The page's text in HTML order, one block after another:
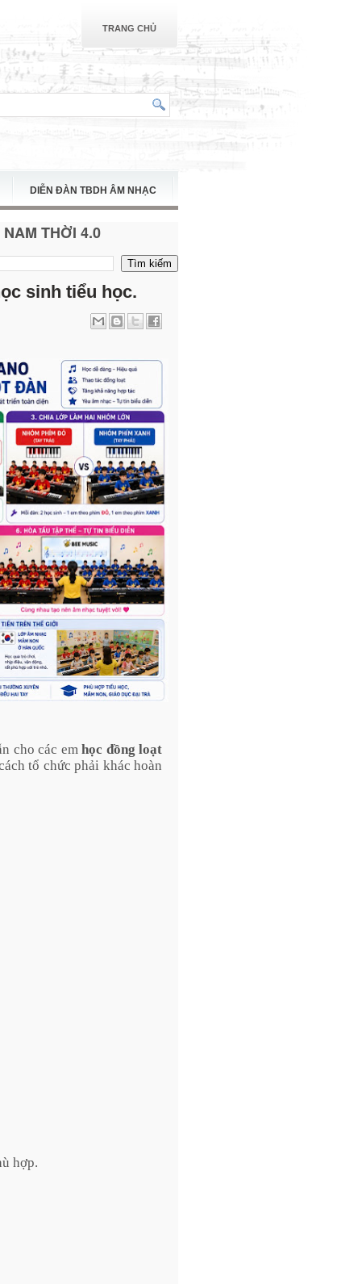
TRANG CHỦ
DIỄN ĐÀN TBDH ÂM NHẠC
THỜI 4.0
sinh tiểu học.
cho các emhọc đồng loạt
tổ chức phải khác hoàn
hợp.